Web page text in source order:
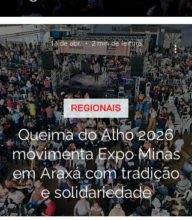
música nacional
Queima do Alho 2026
movimenta Expo Minas
em Araxá com tradição
e solidariedade
REGIONAIS
13 de abr. 2 min de leitura